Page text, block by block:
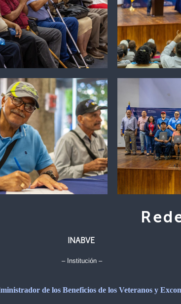
INABVE
– Institución –
de los Beneficios de los Veteranos y